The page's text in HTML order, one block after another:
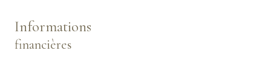
Informations
financières